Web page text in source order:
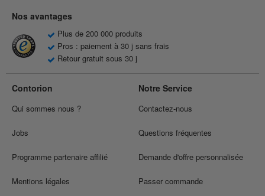
Nos avantages
Plus de 200 000 produits
Pros : paiement à 30 j sans frais
Retour gratuit sous 30 j
Contorion
Qui sommes nous ?
Jobs
Programme partenaire affilié
Mentions légales
Notre Service
Contactez-nous
Questions fréquentes
Demande d'offre personnalisée
Passer commande